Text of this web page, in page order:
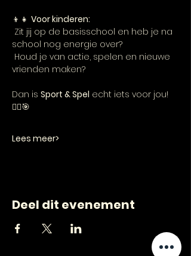
👦👧 Voor kinderen:
Zit jij op de basisschool en heb je na
school nog energie over?
Houd je van actie, spelen en nieuwe
vrienden maken?
Dan is Sport & Spel echt iets voor jou!
🏃‍♂️🎯
Lees meer>
Deel dit evenement